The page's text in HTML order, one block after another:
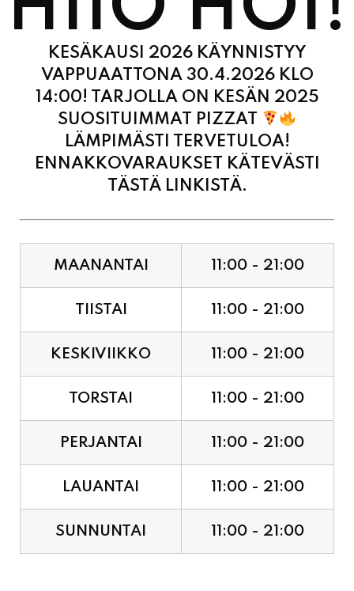
VAPPUAATTONA 30.4.2026 KLO
14:00! TARJOLLA ON KESÄN 2025
SUOSITUIMMAT PIZZAT
LÄMPIMÄSTI TERVETULOA!
ENNAKKOVARAUKSET KÄTEVÄSTI
TÄSTÄ LINKISTÄ.
TIISTAI 11:00 - 21:00
KESKIVIIKKO 11:00 - 21:00
TORSTAI 11:00 - 21:00
PERJANTAI 11:00 - 21:00
LAUANTAI 11:00 - 21:00
SUNNUNTAI 11:00 - 21:00